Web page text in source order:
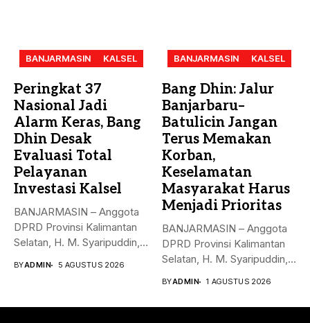
BANJARMASIN KALSEL
Peringkat 37
Nasional Jadi
Alarm Keras, Bang
Dhin Desak
Evaluasi Total
Pelayanan
Investasi Kalsel
BANJARMASIN – Anggota
DPRD Provinsi Kalimantan
Selatan, H. M. Syaripuddin,
BYADMIN 5 AGUSTUS 2026
BANJARMASIN KALSEL
Bang Dhin: Jalur
Banjarbaru–
Batulicin Jangan
Terus Memakan
Korban,
Keselamatan
Masyarakat Harus
Menjadi Prioritas
BANJARMASIN – Anggota
DPRD Provinsi Kalimantan
Selatan, H. M. Syaripuddin,
BYADMIN 1 AGUSTUS 2026